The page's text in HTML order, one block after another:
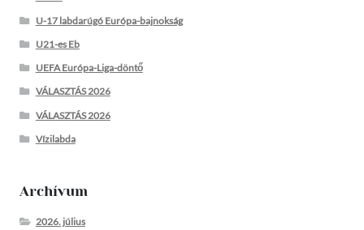
U-17 labdarúgó Európa-bajnokság
U21-es Eb
UEFA Európa-Liga-döntő
VÁLASZTÁS 2026
VÁLASZTÁS 2026
Vízilabda
Archívum
2026. július